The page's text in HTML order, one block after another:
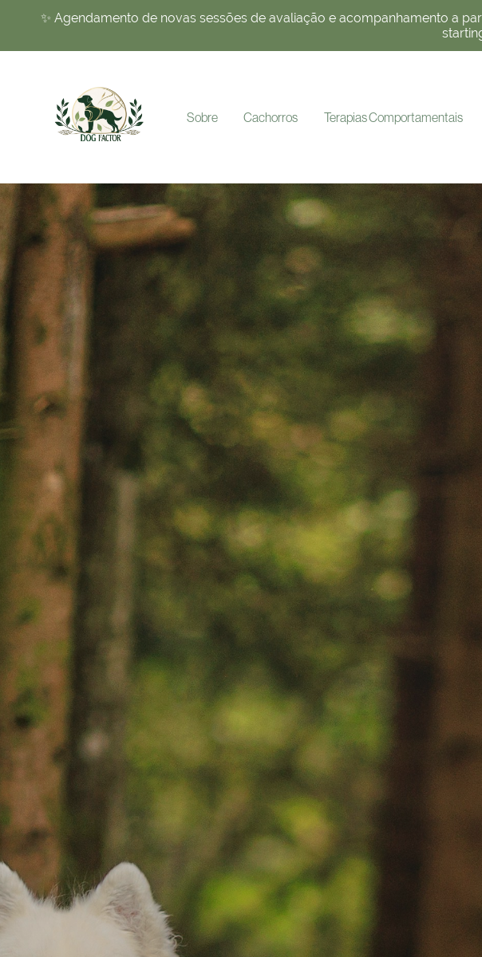
✨ Agendamento de novas sessões de avaliação e acompanhamento a
Sobre Cachorros Terapias Comportamentais